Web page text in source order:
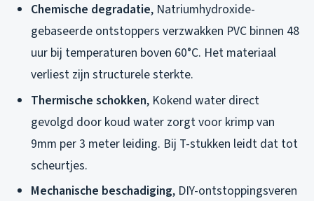
Chemische degradatie, Natriumhydroxide-
gebaseerde ontstoppers verzwakken PVC binnen 48
uur bij temperaturen boven 60°C. Het materiaal
verliest zijn structurele sterkte.
Thermische schokken, Kokend water direct
gevolgd door koud water zorgt voor krimp van
9mm per 3 meter leiding. Bij T-stukken leidt dat tot
scheurtjes.
Mechanische beschadiging, DIY-ontstoppingsveren